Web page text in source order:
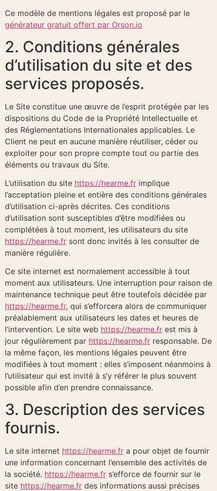
Ce modèle de mentions légales est proposé par le
générateur gratuit offert par Orson.io
2. Conditions générales
d’utilisation du site et des
services proposés.
Le Site constitue une œuvre de l’esprit protégée par les
dispositions du Code de la Propriété Intellectuelle et
des Réglementations Internationales applicables. Le
Client ne peut en aucune manière réutiliser, céder ou
exploiter pour son propre compte tout ou partie des
éléments ou travaux du Site.
L’utilisation du site https://hearme.fr implique
l’acceptation pleine et entière des conditions générales
d’utilisation ci-après décrites. Ces conditions
d’utilisation sont susceptibles d’être modifiées ou
complétées à tout moment, les utilisateurs du site
https://hearme.fr sont donc invités à les consulter de
manière régulière.
Ce site internet est normalement accessible à tout
moment aux utilisateurs. Une interruption pour raison de
maintenance technique peut être toutefois décidée par
https://hearme.fr, qui s’efforcera alors de communiquer
préalablement aux utilisateurs les dates et heures de
l’intervention. Le site web https://hearme.fr est mis à
jour régulièrement par https://hearme.fr responsable. De
la même façon, les mentions légales peuvent être
modifiées à tout moment : elles s’imposent néanmoins à
l’utilisateur qui est invité à s’y référer le plus souvent
possible afin d’en prendre connaissance.
3. Description des services
fournis.
Le site internet https://hearme.fr a pour objet de fournir
une information concernant l’ensemble des activités de
la société. https://hearme.fr s’efforce de fournir sur le
site https://hearme.fr des informations aussi précises